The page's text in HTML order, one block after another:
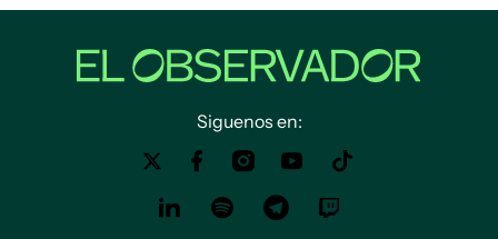
Siguenos en: